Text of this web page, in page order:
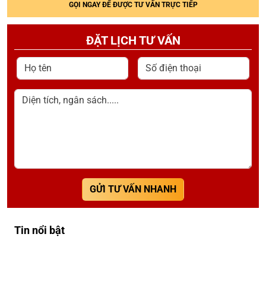
GỌI NGAY ĐỂ ĐƯỢC TƯ VẤN TRỰC TIẾP
ĐẶT LỊCH TƯ VẤN
Họ tên Số điện thoại
Diện tích, ngân sách.....
GỬI TƯ VẤN NHANH
Tin nổi bật